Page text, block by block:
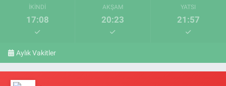
İKINDI
17:08
AKŞAM
20:23
YATSI
21:57
Aylık Vakitler